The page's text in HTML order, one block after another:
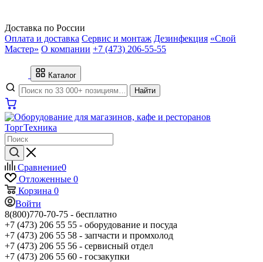
Доставка по России
Оплата и доставка Сервис и монтаж Дезинфекция «Свой
Мастер» О компании +7 (473) 206-55-55
Каталог
Найти
Сравнение0
Отложенные 0
Корзина 0
Войти
8(800)770-70-75 - бесплатно
+7 (473) 206 55 55 - оборудование и посуда
+7 (473) 206 55 58 - запчасти и промхолод
+7 (473) 206 55 56 - сервисный отдел
+7 (473) 206 55 60 - госзакупки